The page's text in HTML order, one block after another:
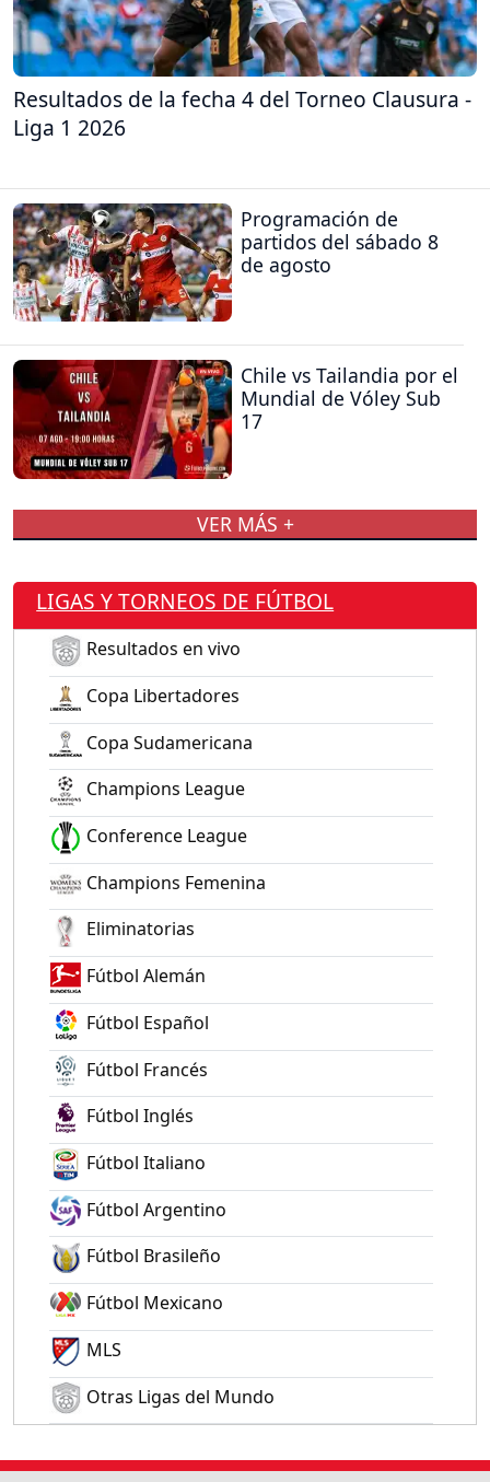
Resultados de la fecha 4 del Torneo Clausura -
Liga 1 2026
Programación de
partidos del sábado 8
de agosto
Chile vs Tailandia por el
Mundial de Vóley Sub
17
VER MÁS +
LIGAS Y TORNEOS DE FÚTBOL
Resultados en vivo
Copa Libertadores
Copa Sudamericana
Champions League
Conference League
Champions Femenina
Eliminatorias
Fútbol Alemán
Fútbol Español
Fútbol Francés
Fútbol Inglés
Fútbol Italiano
Fútbol Argentino
Fútbol Brasileño
Fútbol Mexicano
MLS
Otras Ligas del Mundo